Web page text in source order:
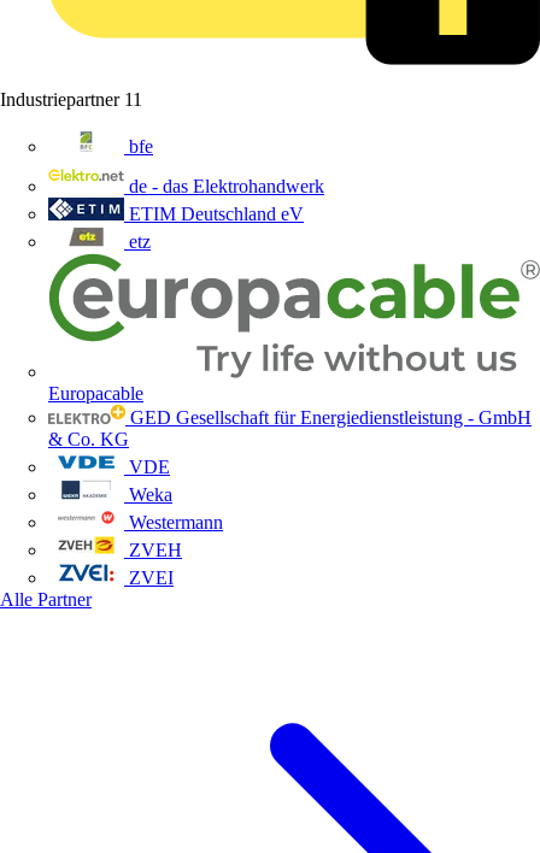
Industriepartner 11
bfe
de - das Elektrohandwerk
ETIM Deutschland eV
etz
Europacable
GED Gesellschaft für Energiedienstleistung - GmbH
& Co. KG
VDE
Weka
Westermann
ZVEH
ZVEI
Alle Partner